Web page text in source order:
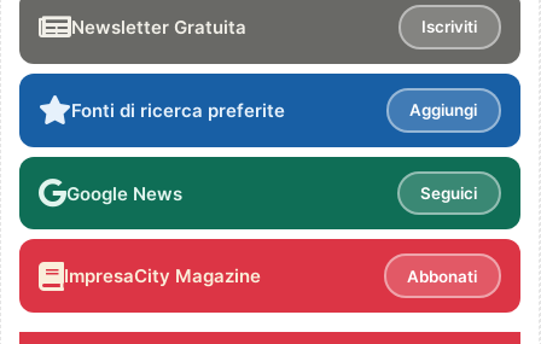
Newsletter Gratuita Iscriviti
Fonti di ricerca preferite Aggiungi
Google News Seguici
ImpresaCity Magazine Abbonati